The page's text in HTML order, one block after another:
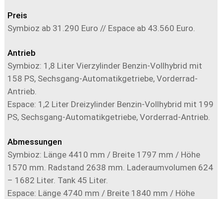
Preis
Symbioz ab 31.290 Euro // Espace ab 43.560 Euro.
Antrieb
Symbioz: 1,8 Liter Vierzylinder Benzin-Vollhybrid mit
158 PS, Sechsgang-Automatikgetriebe, Vorderrad-
Antrieb.
Espace: 1,2 Liter Dreizylinder Benzin-Vollhybrid mit 199
PS, Sechsgang-Automatikgetriebe, Vorderrad-Antrieb.
Abmessungen
Symbioz: Länge 4410 mm / Breite 1797 mm / Höhe
1570 mm. Radstand 2638 mm. Laderaumvolumen 624
– 1682 Liter. Tank 45 Liter.
Espace: Länge 4740 mm / Breite 1840 mm / Höhe